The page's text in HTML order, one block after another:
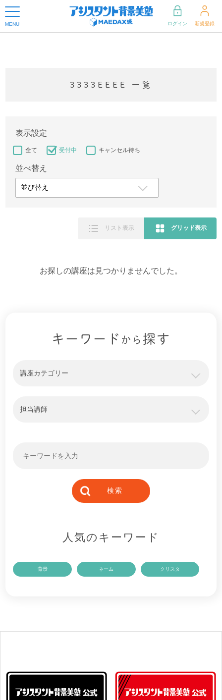
MENU ログイン 新規登録
3333EEEE 一覧
表示設定
全て 受付中 キャンセル待ち
並べ替え
リスト表示 グリッド表示
お探しの講座は見つかりませんでした。
キーワード から 探す
講座カテゴリー
担当講師
人気のキーワード
背景 ネーム クリスタ